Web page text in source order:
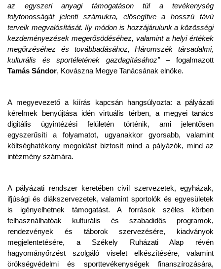
az egyszeri anyagi támogatáson túl a tevékenység
folytonosságát jelenti számukra, elősegítve a hosszú távú
terveik megvalósítását. Ily módon is hozzájárulunk a közösségi
kezdeményezések megerősödéséhez, valamint a helyi értékek
megőrzéséhez és továbbadásához, Háromszék társadalmi,
kulturális és sportéletének gazdagításához”– fogalmazott
Tamás Sándor, Kovászna Megye Tanácsának elnöke.
A megyevezető a kiírás kapcsán hangsúlyozta: a pályázati
kérelmek benyújtása idén virtuális térben, a megyei tanács
digitális ügyintézési felületén történik, ami jelentősen
egyszerűsíti a folyamatot, ugyanakkor gyorsabb, valamint
költséghatékony megoldást biztosít mind a pályázók, mind az
intézmény számára.
A pályázati rendszer keretében civil szervezetek, egyházak,
ifjúsági és diákszervezetek, valamint sportolók és egyesületek
is igényelhetnek támogatást. A források széles körben
felhasználhatóak kulturális és szabadidős programok,
rendezvények és táborok szervezésére, kiadványok
megjelentetésére, a Székely Ruházati Alap révén
hagyományőrzést szolgáló viselet elkészítésére, valamint
örökségvédelmi és sporttevékenységek finanszírozására,